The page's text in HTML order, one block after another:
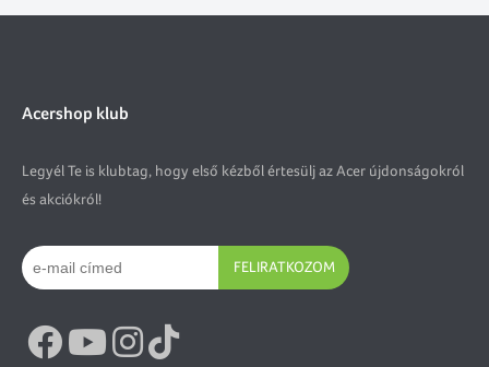
Acershop klub
Legyél Te is klubtag, hogy első kézből értesülj az Acer újdonságokról
és akciókról!
FELIRATKOZOM